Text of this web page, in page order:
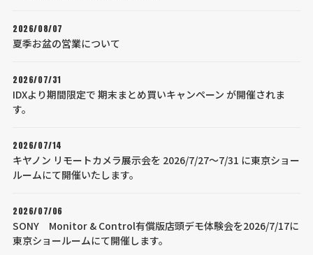
2026/08/07
夏季お盆の営業について
2026/07/31
IDXより期間限定で 期末まとめ買いキャンペーン が開催されま
す。
2026/07/14
キヤノン リモートカメラ展示会を 2026/7/27～7/31 に東京ショー
ルームにて開催いたします。
2026/07/06
SONY Monitor & Control有償版店頭デモ体験会を2026/7/17に
東京ショールームにて開催します。